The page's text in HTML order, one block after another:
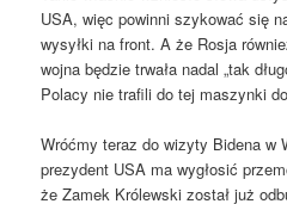
USA, więc powinni szykować się
wysyłki na front. A że Rosja
wojna będzie trwała nadal „tak
Polacy nie trafili do tej maszynki
Wróćmy teraz do wizyty Bidena w
prezydent USA ma wygłosić
że Zamek Królewski został już